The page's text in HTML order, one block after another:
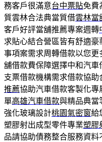
務客戶很滿意台中票貼免費
質雲林合法典當質借雲林當
客戶好評當舖推薦專案週轉
求貼心結合營區皆有舒適豪
事項案需求周轉借款以您更
舖借款費保障選擇中和汽車
支票借款機構需求借款協
推薦協助汽車借款客製化專
單高雄汽車借款與精品典當
強化玻璃設計桃園氣密窗給
塑膠射出成型零件專業塑膠
品請協助債務整合服務資料